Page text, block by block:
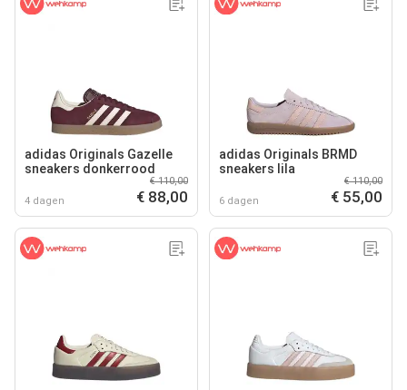
adidas Originals Gazelle
sneakers donkerrood
4 dagen
€ 110,00
€ 88,00
adidas Originals BRMD
sneakers lila
6 dagen
€ 110,00
€ 55,00